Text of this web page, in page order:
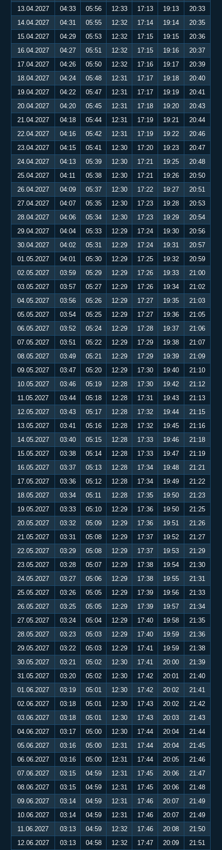
13.04.2027 04:33 05:56 12:33 17:13 19:13
20:33
14.04.2027
04:31 05:55 12:32 17:14 19:14
20:35
15.04.2027
04:29 05:53 12:32 17:15 19:15
20:36
16.04.2027
04:27 05:51 12:32 17:15 19:16
20:37
17.04.2027
04:26 05:50 12:32 17:16 19:17
20:39
18.04.2027
04:24 05:48 12:31 17:17 19:18
20:40
19.04.2027
04:22 05:47 12:31 17:17 19:19
20:41
20.04.2027
04:20 05:45 12:31 17:18 19:20
20:43
21.04.2027
04:18 05:44 12:31 17:19 19:21
20:44
22.04.2027
04:16 05:42 12:31 17:19 19:22
20:46
23.04.2027
04:15 05:41 12:30 17:20 19:23
20:47
24.04.2027
04:13 05:39 12:30 17:21 19:25
20:48
25.04.2027
04:11 05:38 12:30 17:21 19:26
20:50
26.04.2027
04:09 05:37 12:30 17:22 19:27
20:51
27.04.2027
04:07 05:35 12:30 17:23 19:28
20:53
28.04.2027
04:06 05:34 12:30 17:23 19:29
20:54
29.04.2027
04:04 05:33 12:29 17:24 19:30
20:56
30.04.2027
04:02 05:31 12:29 17:24 19:31
20:57
01.05.2027
04:01 05:30 12:29 17:25 19:32
20:59
02.05.2027
03:59 05:29 12:29 17:26 19:33
21:00
03.05.2027
03:57 05:27 12:29 17:26 19:34
21:02
04.05.2027
03:56 05:26 12:29 17:27 19:35
21:03
05.05.2027
03:54 05:25 12:29 17:27 19:36
21:05
06.05.2027
03:52 05:24 12:29 17:28 19:37
21:06
07.05.2027
03:51 05:22 12:29 17:29 19:38
21:07
08.05.2027
03:49 05:21 12:29 17:29 19:39
21:09
09.05.2027
03:47 05:20 12:29 17:30 19:40
21:10
10.05.2027
03:46 05:19 12:28 17:30 19:42
21:12
11.05.2027
03:44 05:18 12:28 17:31 19:43
21:13
12.05.2027
03:43 05:17 12:28 17:32 19:44
21:15
13.05.2027
03:41 05:16 12:28 17:32 19:45
21:16
14.05.2027
03:40 05:15 12:28 17:33 19:46
21:18
15.05.2027
03:38 05:14 12:28 17:33 19:47
21:19
16.05.2027
03:37 05:13 12:28 17:34 19:48
21:21
17.05.2027
03:36 05:12 12:28 17:34 19:49
21:22
18.05.2027
03:34 05:11 12:28 17:35 19:50
21:23
19.05.2027
03:33 05:10 12:29 17:36 19:50
21:25
20.05.2027
03:32 05:09 12:29 17:36 19:51
21:26
21.05.2027
03:31 05:08 12:29 17:37 19:52
21:27
22.05.2027
03:29 05:08 12:29 17:37 19:53
21:29
23.05.2027
03:28 05:07 12:29 17:38 19:54
21:30
24.05.2027
03:27 05:06 12:29 17:38 19:55
21:31
25.05.2027
03:26 05:05 12:29 17:39 19:56
21:33
26.05.2027
03:25 05:05 12:29 17:39 19:57
21:34
27.05.2027
03:24 05:04 12:29 17:40 19:58
21:35
28.05.2027
03:23 05:03 12:29 17:40 19:59
21:36
29.05.2027
03:22 05:03 12:29 17:41 19:59
21:38
30.05.2027
03:21 05:02 12:30 17:41 20:00
21:39
31.05.2027
03:20 05:02 12:30 17:42 20:01
21:40
01.06.2027
03:19 05:01 12:30 17:42 20:02
21:41
02.06.2027
03:18 05:01 12:30 17:43 20:02
21:42
03.06.2027
03:18 05:01 12:30 17:43 20:03
21:43
04.06.2027
03:17 05:00 12:30 17:44 20:04
21:44
05.06.2027
03:16 05:00 12:31 17:44 20:04
21:45
06.06.2027
03:16 05:00 12:31 17:44 20:05
21:46
07.06.2027
03:15 04:59 12:31 17:45 20:06
21:47
08.06.2027
03:15 04:59 12:31 17:45 20:06
21:48
09.06.2027
03:14 04:59 12:31 17:46 20:07
21:49
10.06.2027
03:14 04:59 12:31 17:46 20:07
21:49
11.06.2027
03:13 04:59 12:32 17:46 20:08
21:50
12.06.2027
03:13 04:58 12:32 17:47 20:09
21:51